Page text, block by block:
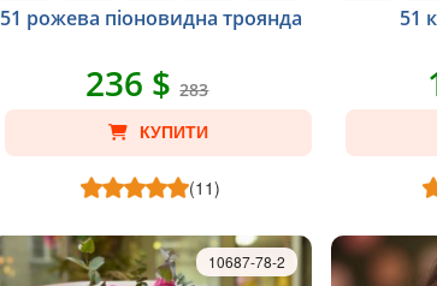
51 рожева піоновидна троянда
236 $283
КУПИТИ
(11)
51
10687-78-2